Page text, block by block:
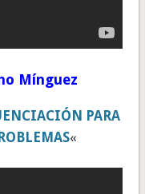
Mínguez
PARA
«